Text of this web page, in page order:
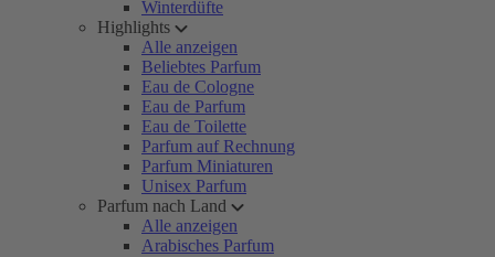
Winterdüfte
Highlights
Alle anzeigen
Beliebtes Parfum
Eau de Cologne
Eau de Parfum
Eau de Toilette
Parfum auf Rechnung
Parfum Miniaturen
Unisex Parfum
Parfum nach Land
Alle anzeigen
Arabisches Parfum